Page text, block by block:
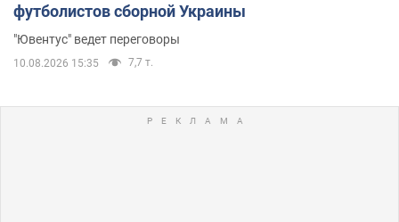
футболистов сборной Украины
"Ювентус" ведет переговоры
10.08.2026 15:35 7,7 т.